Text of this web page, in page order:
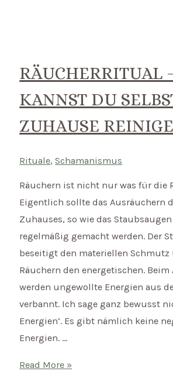
Juni
RÄUCHERRITUAL
KANNST DU
ZUHAUSE
Rituale,Schamanismus
Räuchern ist nicht nur was für die
Eigentlich sollte das Ausräuchern
Zuhauses, so wie das
regelmäßig gemacht werden. Der
beseitigt den materiellen Schmutz
Räuchern den energetischen. Beim
werden ungewollte Energien aus
verbannt. Ich sage ganz bewusst
Energien‘. Es gibt nämlich keine
Energien. …
Räucherritual
Read More »